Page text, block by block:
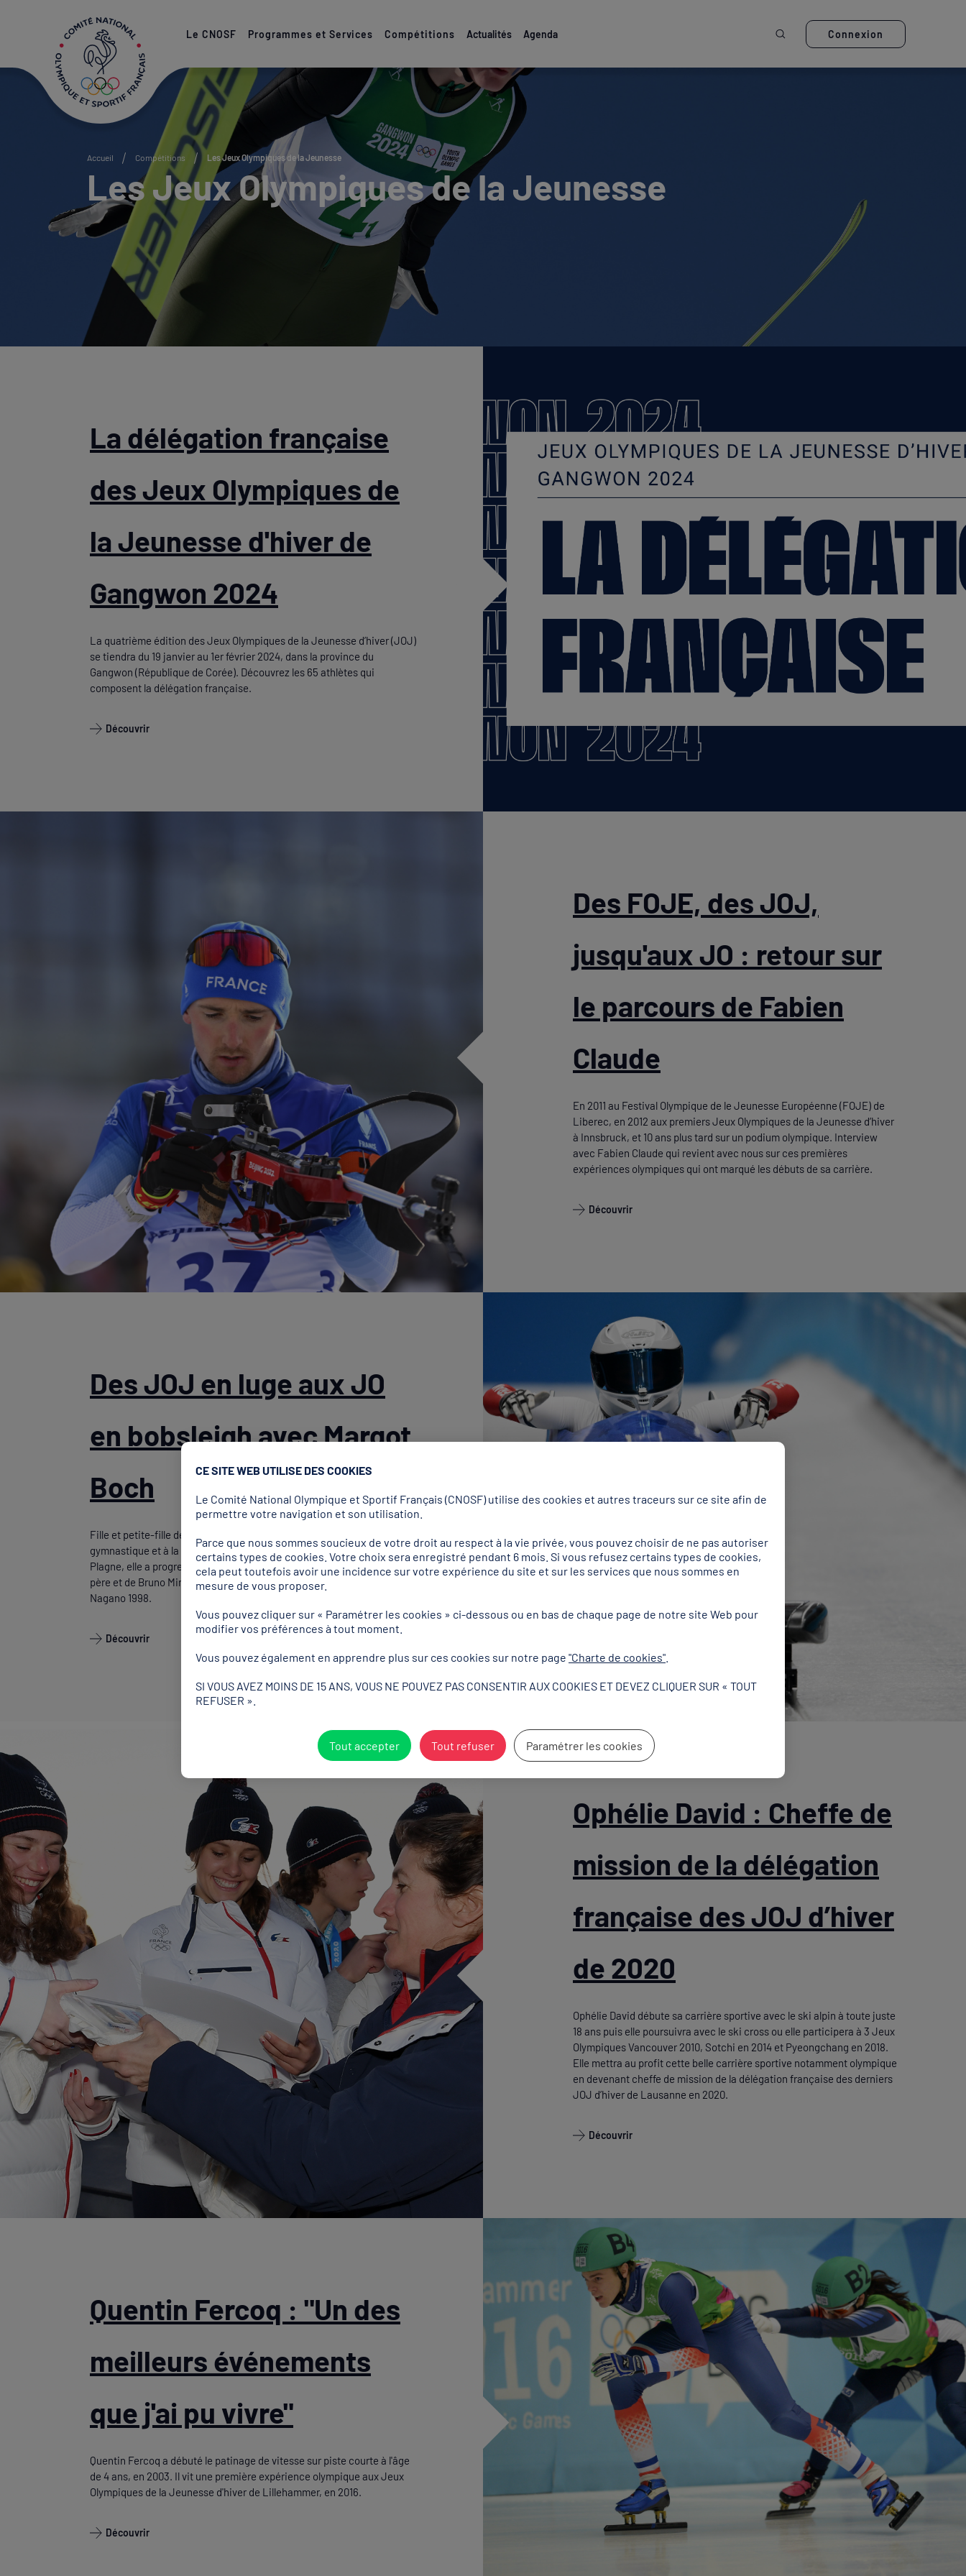
Le CNOSF Programmes et Services Compétitions Actualités Agenda Ouvrir la recherche
Connexion
Accueil Compétitions Les Jeux Olympiques de la Jeunesse
Les Jeux Olympiques de la Jeunesse
La délégation française
des Jeux Olympiques de
la Jeunesse d'hiver de
Gangwon 2024
La quatrième édition des Jeux Olympiques de la Jeunesse d’hiver (JOJ)
se tiendra du 19 janvier au 1er février 2024, dans la province du
Gangwon (République de Corée). Découvrez les 65 athlètes qui
composent la délégation française.
Découvrir
Des FOJE, des JOJ,
jusqu'aux JO : retour sur
le parcours de Fabien
Claude
En 2011 au Festival Olympique de le Jeunesse Européenne (FOJE) de
Liberec, en 2012 aux premiers Jeux Olympiques de la Jeunesse d’hiver
à Innsbruck, et 10 ans plus tard sur un podium olympique. Interview
avec Fabien Claude qui revient avec nous sur ces premières
expériences olympiques qui ont marqué les débuts de sa carrière.
Découvrir
Des JOJ en luge aux JO
en bobsleigh avec Margot
Boch
Fille et petite-fille de bobeur, Margot Boch s’est d’abord essayée à la
gymnastique et à la luge. Originaire de Macot, au pied de la piste de La
Plagne, elle a progressé régulièrement grâce aux conseils avisés de son
père et de Bruno Mingeon, médaillé de bronze en bob à 4 aux Jeux de
Nagano 1998.
Découvrir
Ophélie David : Cheffe de
mission de la délégation
française des JOJ d’hiver
de 2020
Ophélie David débute sa carrière sportive avec le ski alpin à toute juste
18 ans puis elle poursuivra avec le ski cross ou elle participera à 3 Jeux
Olympiques Vancouver 2010, Sotchi en 2014 et Pyeongchang en 2018.
Elle mettra au profit cette belle carrière sportive notamment olympique
en devenant cheffe de mission de la délégation française des derniers
JOJ d’hiver de Lausanne en 2020.
Découvrir
Quentin Fercoq : "Un des
meilleurs événements
que j'ai pu vivre"
Quentin Fercoq a débuté le patinage de vitesse sur piste courte à l'âge
de 4 ans, en 2003. Il vit une première expérience olympique aux Jeux
Olympiques de la Jeunesse d'hiver de Lillehammer, en 2016.
Découvrir
CE SITE WEB UTILISE DES COOKIES
Le Comité National Olympique et Sportif Français (CNOSF) utilise des cookies et autres traceurs sur ce site afin de
permettre votre navigation et son utilisation.
Parce que nous sommes soucieux de votre droit au respect à la vie privée, vous pouvez choisir de ne pas autoriser
certains types de cookies. Votre choix sera enregistré pendant 6 mois. Si vous refusez certains types de cookies,
cela peut toutefois avoir une incidence sur votre expérience du site et sur les services que nous sommes en
mesure de vous proposer.
Vous pouvez cliquer sur « Paramétrer les cookies » ci-dessous ou en bas de chaque page de notre site Web pour
modifier vos préférences à tout moment.
Vous pouvez également en apprendre plus sur ces cookies sur notre page "Charte de cookies"
SI VOUS AVEZ MOINS DE 15 ANS, VOUS NE POUVEZ PAS CONSENTIR AUX COOKIES ET DEVEZ CLIQUER SUR « TOUT
REFUSER ».
Tout accepter Tout refuser Paramétrer les cookies